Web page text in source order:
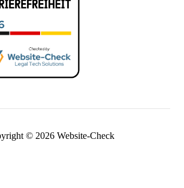
© 2026 Website-Check